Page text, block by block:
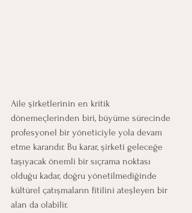
Aile şirketlerinin en kritik
dönemeçlerinden biri, büyüme sürecinde
profesyonel bir yöneticiyle yola devam
etme kararıdır. Bu karar, şirketi geleceğe
taşıyacak önemli bir sıçrama noktası
olduğu kadar, doğru yönetilmediğinde
kültürel çatışmaların fitilini ateşleyen bir
alan da olabilir.